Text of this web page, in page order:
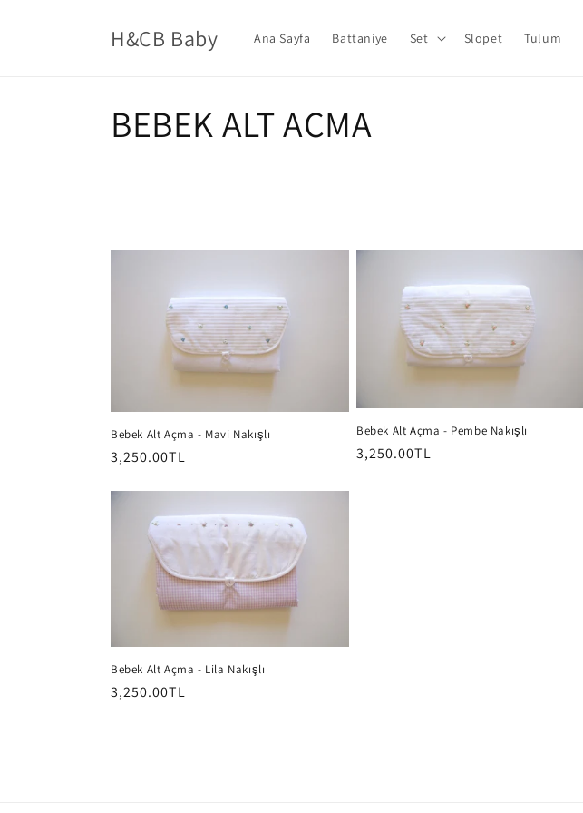
H&CB Baby Ana Sayfa Battaniye Set Slopet Tulum
K
e
i
y
o
BEBEK ALT AÇMA
Bebek Alt Açma - Mavi Nakışlı
Normal
3,250.00TL
Bebek Alt Açma - Pembe Nakışlı
Normal
3,250.00TL
Bebek Alt Açma - Lila Nakışlı
Normal
3,250.00TL